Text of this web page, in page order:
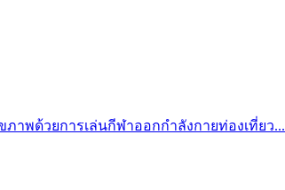
พด้วยการเล่นกีฬาออกกำลังกายท่องเที่ยว...